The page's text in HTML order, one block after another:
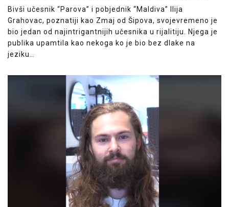
Bivši učesnik “Parova” i pobjednik “Maldiva” Ilija
Grahovac, poznatiji kao Zmaj od Šipova, svojevremeno je
bio jedan od najintrigantnijih učesnika u rijalitiju. Njega je
publika upamtila kao nekoga ko je bio bez dlake na
jeziku…